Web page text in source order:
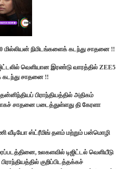
மில்லியன் நிமிடங்களைக் கடந்து சாதனை !!
வெளியான இரண்டு வாரத்தில் ZEE5
கடந்து சாதனை !!
பிராந்தியத்தில் அதிகம்
சாதனை படைத்துள்ளது தி கேரளா
வீடியோ ஸ்ட்ரீமிங் தளம் மற்றும் பன்மொழி
உலகளவில் டிஜிட்டல் வெளியீடு
குறிப்பிடத்தக்கச்